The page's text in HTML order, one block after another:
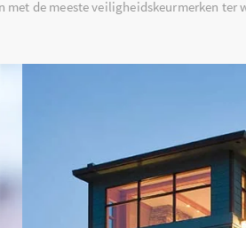
met de meeste veiligheidskeurmerken ter